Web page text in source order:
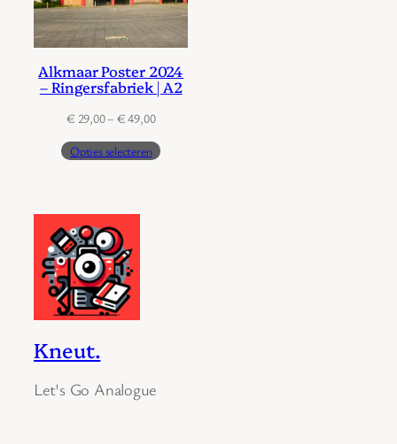
Alkmaar Poster 2024
– Ringersfabriek | A2
€ 29,00– €49,00Prijsklasse:
tot
Opties selecteren
Kneut.
Let's Go Analogue